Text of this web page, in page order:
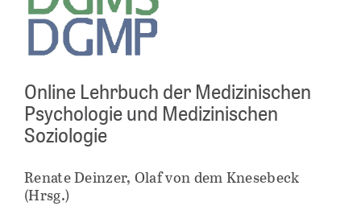
Online Lehrbuch der Medizinischen
Psychologie und Medizinischen
Soziologie
Renate Deinzer, Olaf von dem Knesebeck
(Hrsg.)